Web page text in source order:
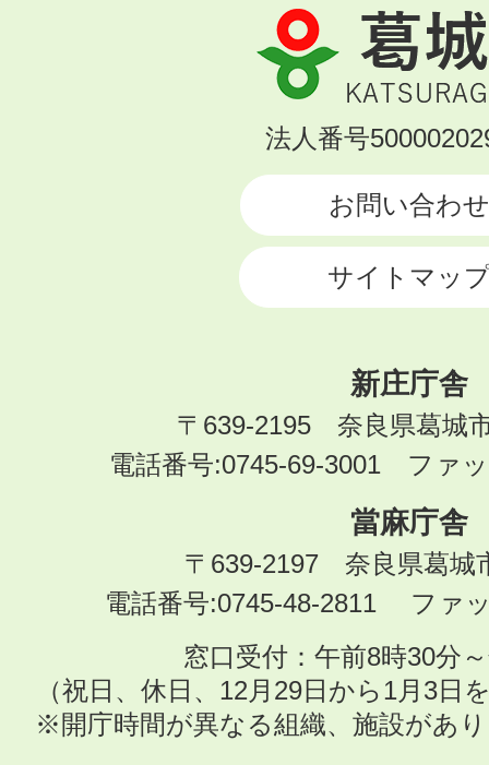
葛
城
市
KATSURAGI
法人番号
お問い合わせ
サイトマッ
新庄庁舎
〒639-2195 奈良県葛城
電話番号:0745-69-3001 ファ
當麻庁舎
〒639-2197 奈良県葛城
電話番号:0745-48-2811 ファ
窓口受付：午前8時30分
（祝日、休日、12月29日から1月3日
※開庁時間が異なる組織、施設があ